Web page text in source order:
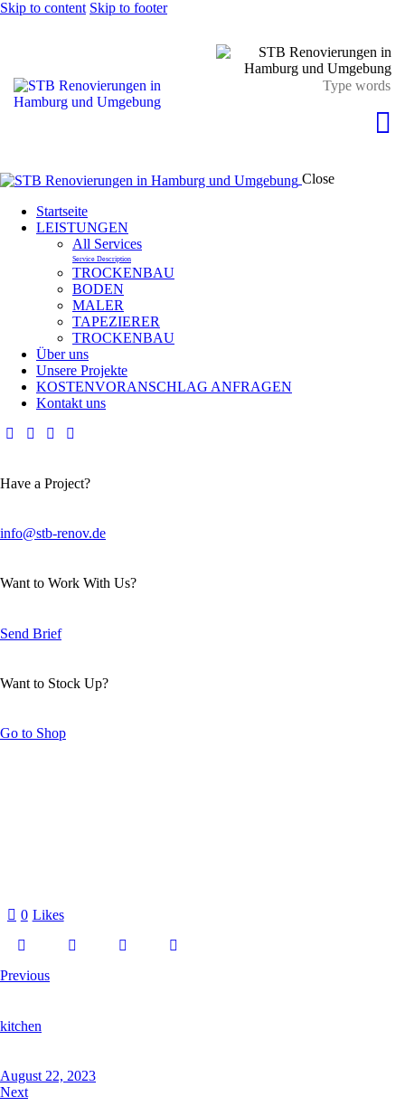
Skip to content Skip to footer
Close
Startseite
LEISTUNGEN
All Services
Service Description
TROCKENBAU
BODEN
MALER
TAPEZIERER
TROCKENBAU
Über uns
Unsere Projekte
KOSTENVORANSCHLAG ANFRAGEN
Kontakt uns
Have a Project?
info@stb-renov.de
Want to Work With Us?
Send Brief
Want to Stock Up?
Go to Shop
0 Likes
Previous
kitchen
August 22, 2023
Next